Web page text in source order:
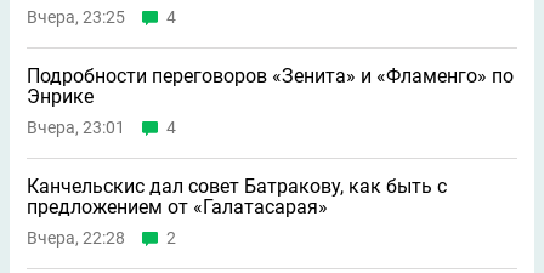
Вчера, 23:25 4
Подробности переговоров «Зенита» и «Фламенго» по
Энрике
Вчера, 23:01 4
Канчельскис дал совет Батракову, как быть с
предложением от «Галатасарая»
Вчера, 22:28 2